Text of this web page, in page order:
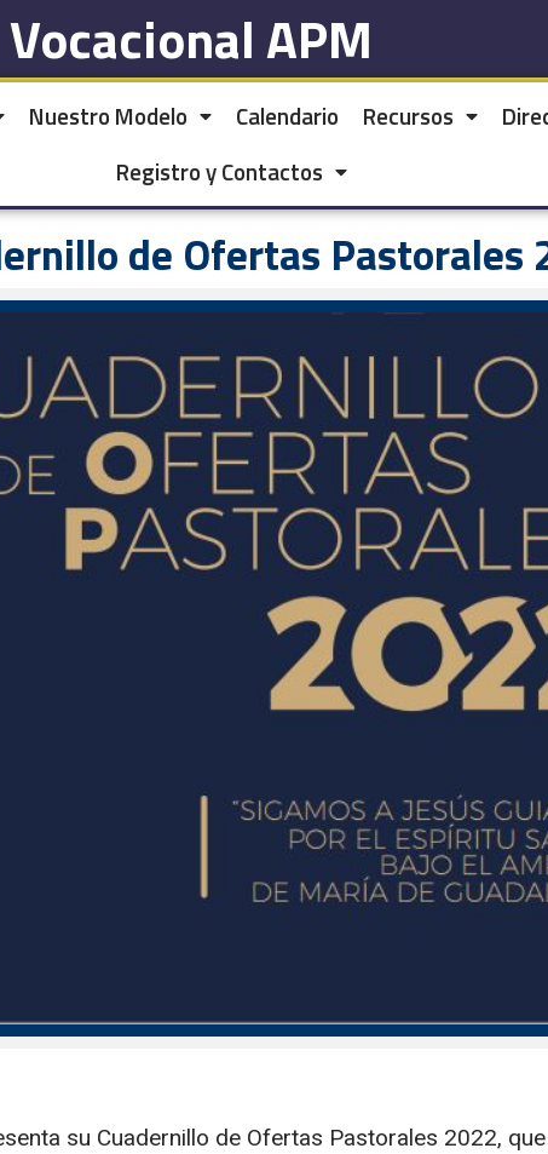
APM
Nuestro Modelo Calendario Recursos
Registro y Contactos
de Ofertas Pastorales
su Cuadernillo de Ofertas Pastorales 2022,